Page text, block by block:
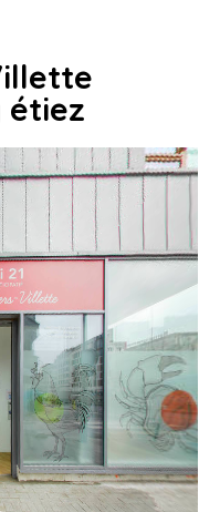
étiez